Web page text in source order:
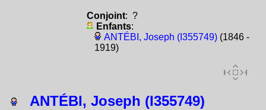
Conjoint: ?
Enfants:
ANTÉBI, Joseph (I355749)(1846 -
1919)
ANTÉBI, Joseph (I355749)